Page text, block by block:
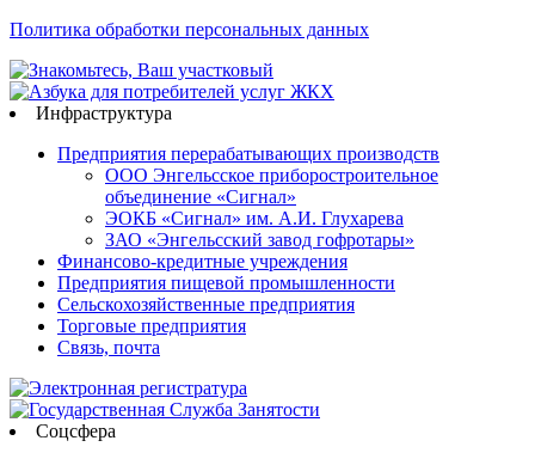
Политика обработки персональных данных
Инфраструктура
Предприятия перерабатывающих производств
ООО Энгельсское приборостроительное
объединение «Сигнал»
ЭОКБ «Сигнал» им. А.И. Глухарева
ЗАО «Энгельсский завод гофротары»
Финансово-кредитные учреждения
Предприятия пищевой промышленности
Сельскохозяйственные предприятия
Торговые предприятия
Связь, почта
Соцсфера